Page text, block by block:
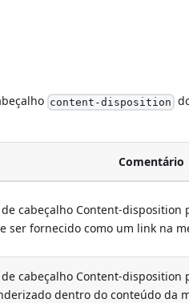
content-disposition
Comentário
de cabeçalho Content-
ser fornecido como um link na
de cabeçalho Content-
dentro do conteúdo da